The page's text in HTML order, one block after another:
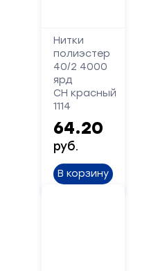
Нитки
полиэстер
40/2 4000
ярд
СН красный
1114
64.20
руб.
В корзину